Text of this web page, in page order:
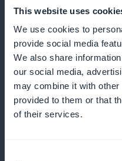
This website uses
We use cookies to
provide social media
We also share
our social media,
may combine it with other
provided to them or that
of their services.
Análise e
Acompanhe o
personalizar suas ofertas